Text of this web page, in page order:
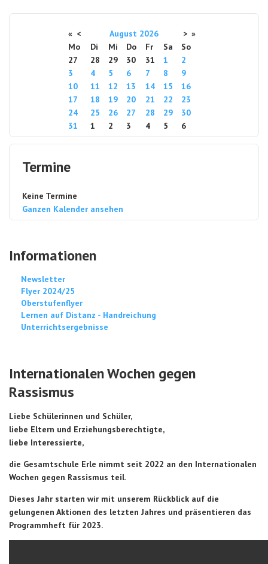
« < August 2026 > »
Mo
Di Mi Do Fr Sa
So
27
28 29 30 31 1
2
3
4 5 6 7 8
9
10
11 12 13 14 15
16
17
18 19 20 21 22
23
24
25 26 27 28 29
30
31
1 2 3 4 5 6
Termine
Keine Termine
Ganzen Kalender ansehen
Informationen
Newsletter
Flyer 2024/25
Oberstufenflyer
Lernen auf Distanz - Handreichung
Unterrichtsergebnisse
Internationalen Wochen gegen
Rassismus
Liebe Schülerinnen und Schüler,
liebe Eltern und Erziehungsberechtigte,
liebe Interessierte,
die Gesamtschule Erle nimmt seit 2022 an den Internationalen
Wochen gegen Rassismus teil.
Dieses Jahr starten wir mit unserem Rückblick auf die
gelungenen Aktionen des letzten Jahres und präsentieren das
Programmheft für 2023.